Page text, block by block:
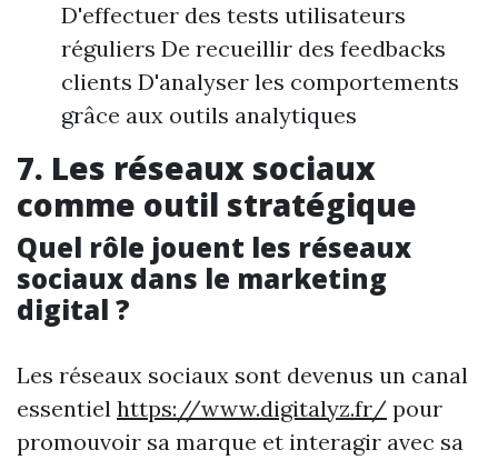
D'effectuer des tests utilisateurs
réguliers De recueillir des feedbacks
clients D'analyser les comportements
grâce aux outils analytiques
7. Les réseaux sociaux
comme outil stratégique
Quel rôle jouent les réseaux
sociaux dans le marketing
digital ?
Les réseaux sociaux sont devenus un canal
essentiel https://www.digitalyz.fr/ pour
promouvoir sa marque et interagir avec sa